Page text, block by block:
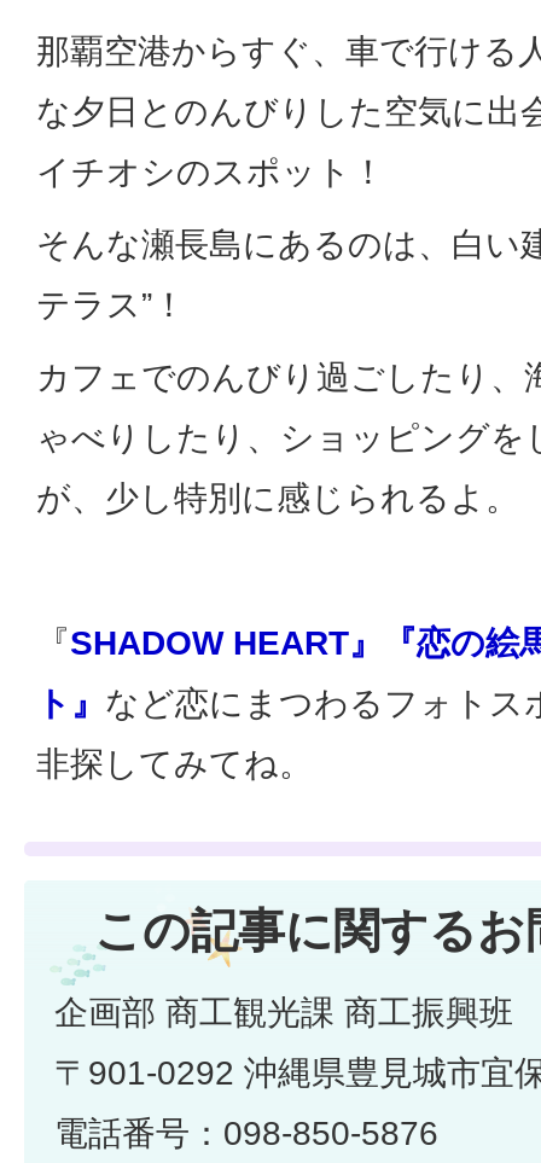
那覇空港からすぐ、車で行ける
な夕日とのんびりした空気に出
イチオシのスポット！
そんな瀬長島にあるのは、白い
テラス”！
カフェでのんびり過ごしたり、
ゃべりしたり、ショッピングを
が、少し特別に感じられるよ。
『SHADOW HEART』『恋の絵
ト』 など恋にまつわるフォトス
非探してみてね。
この記事に関する
企画部 商工観光課 商工振興班
〒901-0292 沖縄県豊見城市宜
電話番号：098-850-5876